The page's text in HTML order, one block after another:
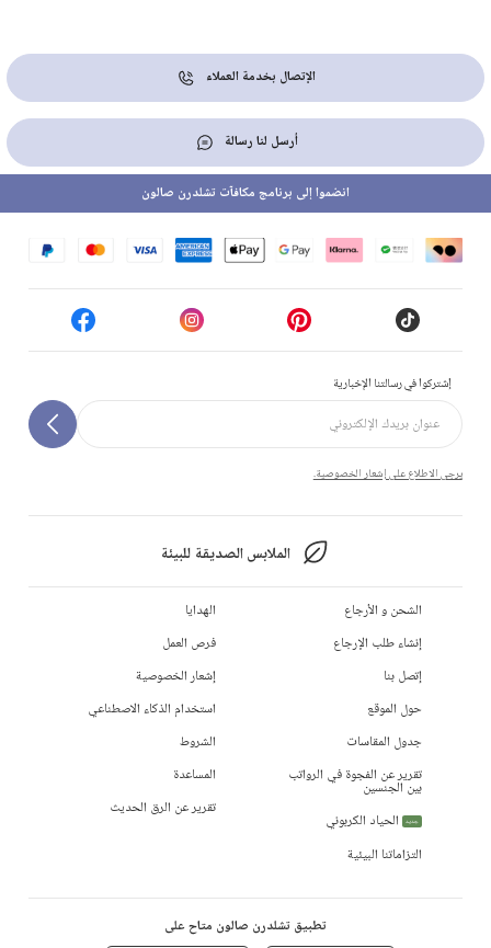
الإتصال بخدمة العملاء
أرسل لنا رسالة
إشتركوا في رسالتنا الإخبارية
يرجى الاطلاع على إشعار الخصوصية.
الملابس الصديقة للبيئة
انضموا إلى برنامج مكافآت تشلدرن صالون
الشحن و الأرجاع
إنشاء طلب الإرجاع
إتصل بنا
حول الموقع
جدول المقاسات
تقرير عن الفجوة في الرواتب
بين الجنسين
جديد
الحياد الكربوني
التزاماتنا البيئية
الهدايا
فرص العمل
إشعار الخصوصية
استخدام الذكاء الاصطناعي
الشروط
المساعدة
تقرير عن الرق الحديث
تطبيق تشلدرن صالون متاح على